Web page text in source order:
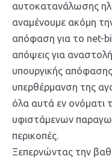
αυτοκατανάλωσης
αναμένουμε ακόμη
απόφαση για το net-
απόψεις για
υπουργικής απόφασης
υπερθέρμανση της
όλα αυτά εν ονόματι
υφιστάμενων
περικοπές.
Ξεπερνώντας την